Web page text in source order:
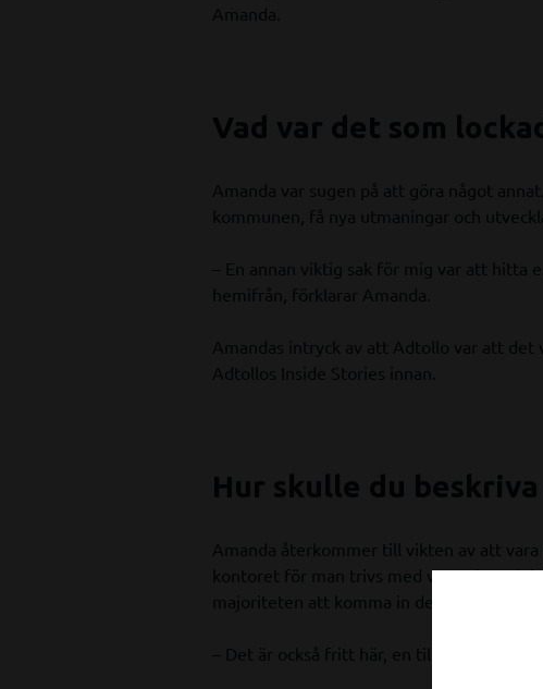
Amanda.
Vad var det som
Amanda var sugen på att göra något
kommunen, få nya utmaningar och
– En annan viktig sak för mig var att hitta
hemifrån, förklarar Amanda.
Amandas intryck av att Adtollo var att det
Adtollos Inside Stories innan.
Hur skulle du
Amanda återkommer till vikten av att vara
kontoret för man trivs med varandra och
majoriteten att komma in de flesta dagar.
– Det är också fritt här, en tillåtande